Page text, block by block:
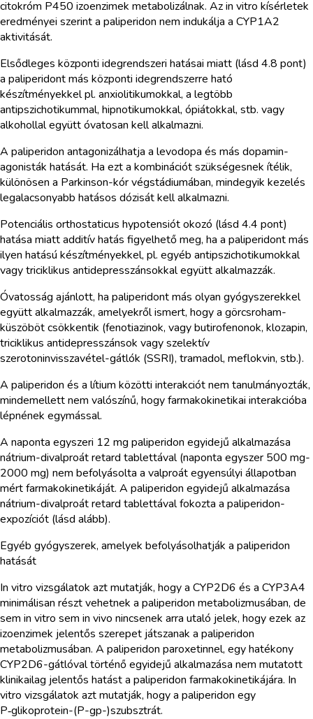
citokróm P450 izoenzimek metabolizálnak. Az in vitro kísérletek
eredményei szerint a paliperidon nem indukálja a CYP1A2
aktivitását.
Elsődleges központi idegrendszeri hatásai miatt (lásd 4.8 pont)
a paliperidont más központi idegrendszerre ható
készítményekkel pl. anxiolitikumokkal, a legtöbb
antipszichotikummal, hipnotikumokkal, ópiátokkal, stb. vagy
alkohollal együtt óvatosan kell alkalmazni.
A paliperidon antagonizálhatja a levodopa és más dopamin-
agonisták hatását. Ha ezt a kombinációt szükségesnek ítélik,
különösen a Parkinson-kór végstádiumában, mindegyik kezelés
legalacsonyabb hatásos dózisát kell alkalmazni.
Potenciális orthostaticus hypotensiót okozó (lásd 4.4 pont)
hatása miatt additív hatás figyelhető meg, ha a paliperidont más
ilyen hatású készítményekkel, pl. egyéb antipszichotikumokkal
vagy triciklikus antidepresszánsokkal együtt alkalmazzák.
Óvatosság ajánlott, ha paliperidont más olyan gyógyszerekkel
együtt alkalmazzák, amelyekről ismert, hogy a görcsroham-
küszöböt csökkentik (fenotiazinok, vagy butirofenonok, klozapin,
triciklikus antidepresszánsok vagy szelektív
szerotoninvisszavétel-gátlók (SSRI), tramadol, meflokvin, stb.).
A paliperidon és a lítium közötti interakciót nem tanulmányozták,
mindemellett nem valószínű, hogy farmakokinetikai interakcióba
lépnének egymással.
A naponta egyszeri 12 mg paliperidon egyidejű alkalmazása
nátrium-divalproát retard tablettával (naponta egyszer 500 mg-
2000 mg) nem befolyásolta a valproát egyensúlyi állapotban
mért farmakokinetikáját. A paliperidon egyidejű alkalmazása
nátrium-divalproát retard tablettával fokozta a paliperidon-
expozíciót (lásd alább).
Egyéb gyógyszerek, amelyek befolyásolhatják a paliperidon
hatását
In vitro vizsgálatok azt mutatják, hogy a CYP2D6 és a CYP3A4
minimálisan részt vehetnek a paliperidon metabolizmusában, de
sem in vitro sem in vivo nincsenek arra utaló jelek, hogy ezek az
izoenzimek jelentős szerepet játszanak a paliperidon
metabolizmusában. A paliperidon paroxetinnel, egy hatékony
CYP2D6-gátlóval történő egyidejű alkalmazása nem mutatott
klinikailag jelentős hatást a paliperidon farmakokinetikájára. In
vitro vizsgálatok azt mutatják, hogy a paliperidon egy
P‑glikoprotein-(P-gp-)szubsztrát.